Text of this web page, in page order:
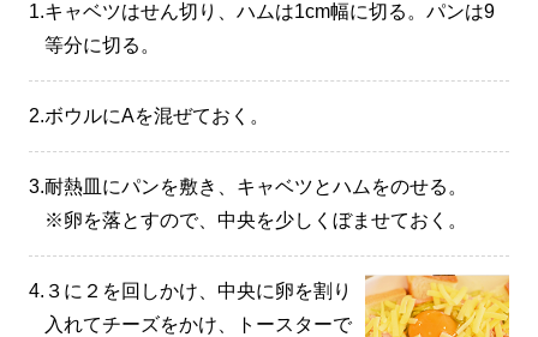
1.キャベツはせん切り、ハムは1cm幅に切る。パンは9
等分に切る。
2.ボウルにAを混ぜておく。
3.耐熱皿にパンを敷き、キャベツとハムをのせる。
※卵を落とすので、中央を少しくぼませておく。
4. ３に２を回しかけ、中央に卵を割り
入れてチーズをかけ、トースターで